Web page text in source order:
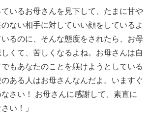
ているお母さんを見下して、たまに甘や
ない相手に対していい顔をしているよ
るのに、そんな態度をされたら、お母
くて、苦しくなるよね。お母さんは自
もあなたのことを躾けようとしている
ある人はお母さんなんだよ。いますぐ
さい！ お母さんに感謝して、素直に
い！」